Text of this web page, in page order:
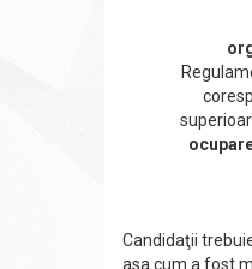
Candidaţii
asa cum a fost